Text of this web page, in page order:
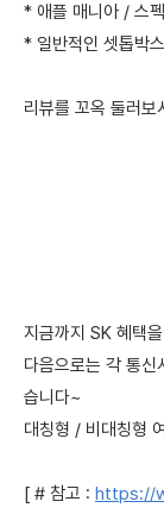
* 애플 매니아 / 스
* 일반적인 셋톱박
리뷰를 꼬옥 둘러
지금까지 SK 혜택
다음으로는 각 통신
습니다~
대칭형 / 비대칭형
[ # 참고 : https://